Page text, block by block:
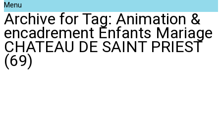
Menu
Archive for Tag: Animation &
encadrement Enfants Mariage
CHATEAU DE SAINT PRIEST
(69)